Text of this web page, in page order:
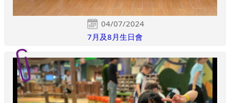
04/07/2024
7月及8月生日會